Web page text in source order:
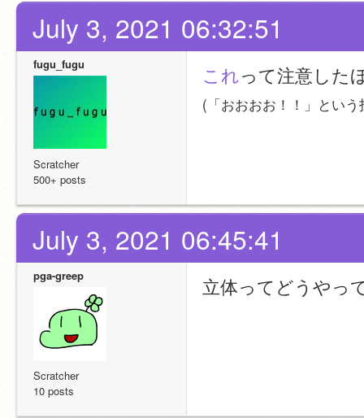
July 3, 2021 06:32:51
fugu_fugu
Scratcher
500+ posts
これって注意した
(「おおおお！！」とい
July 3, 2021 06:45:41
pga-greep
Scratcher
10 posts
立体ってどうやっ